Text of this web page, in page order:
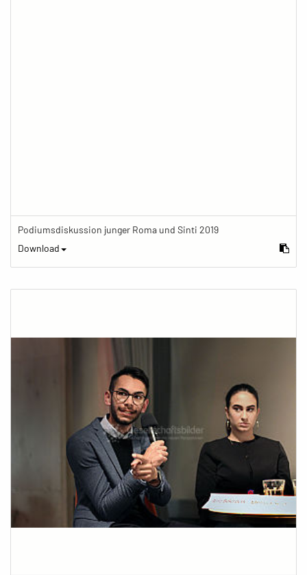
Podiumsdiskussion junger Roma und Sinti 2019
Download